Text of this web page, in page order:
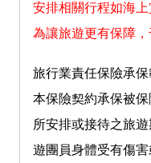
安排相關行程如海
為讓旅遊更有保障，
旅行業責任保險承保
本保險契約承保被
所安排或接待之旅
遊團員身體受有傷